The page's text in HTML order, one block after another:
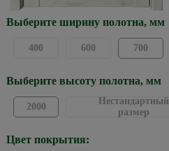
Выберите ширину полотна, мм
400 600 700
Выберите высоту полотна, мм
2000
Нестандартный
размер
Цвет покрытия: